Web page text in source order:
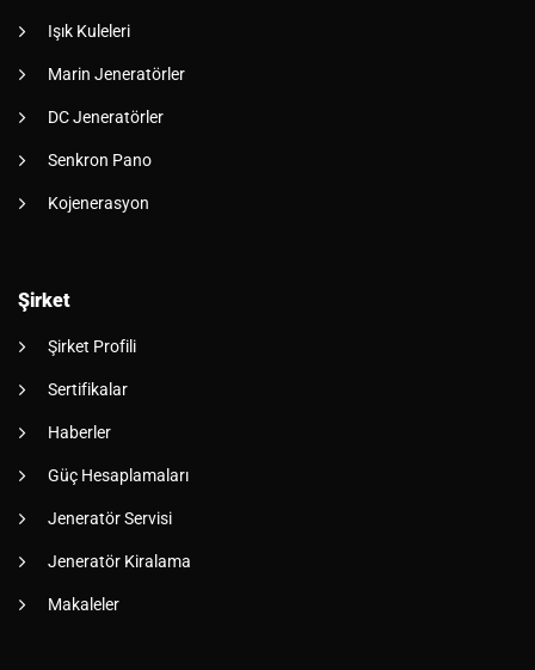
Işık Kuleleri
Marin Jeneratörler
DC Jeneratörler
Senkron Pano
Kojenerasyon
Şirket
Şirket Profili
Sertifikalar
Haberler
Güç Hesaplamaları
Jeneratör Servisi
Jeneratör Kiralama
Makaleler